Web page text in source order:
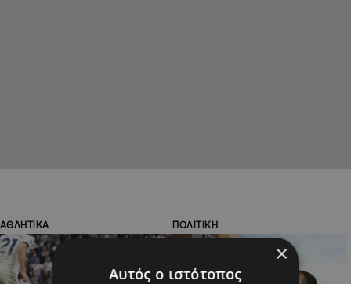
ΑΘΛΗΤΙΚΑ ΠΟΛΙΤΙΚΗ
×
Αυτός ο ιστότοπος